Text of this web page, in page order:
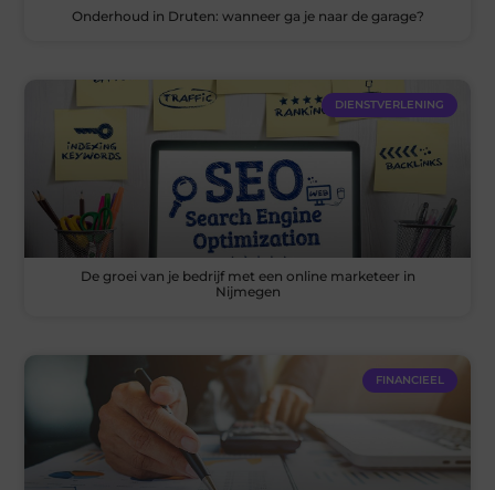
Onderhoud in Druten: wanneer ga je naar de garage?
DIENSTVERLENING
De groei van je bedrijf met een online marketeer in
Nijmegen
FINANCIEEL